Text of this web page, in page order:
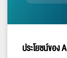
ประโยชน์ของ